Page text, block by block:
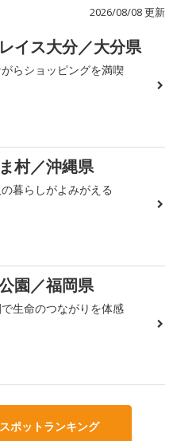
2026/08/08 更新
イス大分／大分県
らショッピングを満喫
村／沖縄県
暮らしがよみがえる
園／福岡県
生命のつながりを体感
ポットランキング